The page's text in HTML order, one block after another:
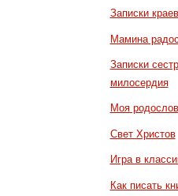
Записки
Мамина
Записки
милосердия
Моя
Свет Христов
Игра в
Как писать